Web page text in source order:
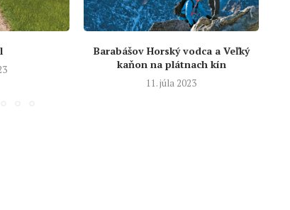
Barabášov Horský vodca a Veľký
kaňon na plátnach kín
11. júla 2023